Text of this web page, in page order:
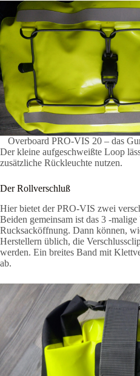
Overboard PRO-VIS 20 – das
Der kleine aufgeschweißte Loop
zusätzliche Rückleuchte nutzen.
Der Rollverschluß
Hier bietet der PRO-VIS zwei
Beiden gemeinsam ist das 3 -
Rucksacköffnung. Dann können,
Herstellern üblich, die
werden. Ein breites Band mit
ab.